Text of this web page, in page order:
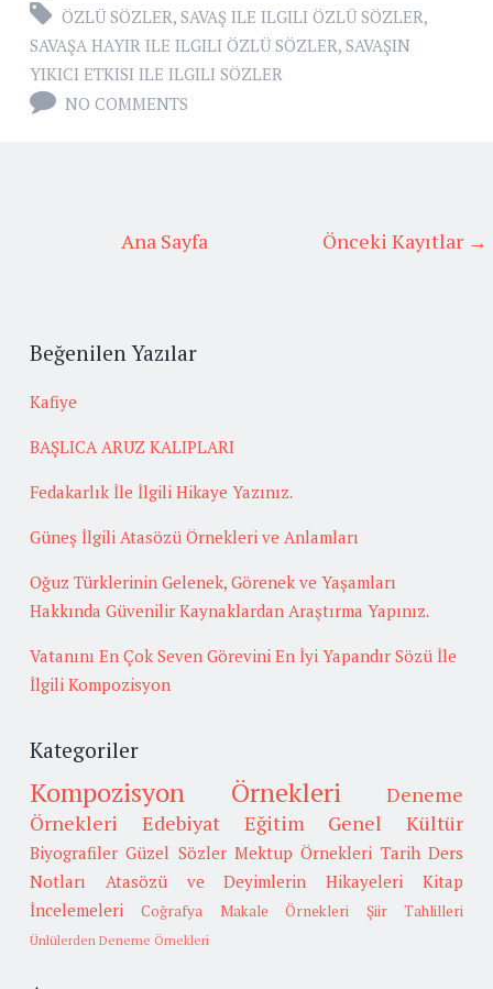
ÖZLÜ SÖZLER, SAVAŞ ILE ILGILI ÖZLÜ SÖZLER,
SAVAŞA HAYIR ILE ILGILI ÖZLÜ SÖZLER, SAVAŞIN
YIKICI ETKISI ILE ILGILI SÖZLER
NO COMMENTS
Önceki Kayıtlar →
Ana Sayfa
Beğenilen Yazılar
Kafiye
BAŞLICA ARUZ KALIPLARI
Fedakarlık İle İlgili Hikaye Yazınız.
Güneş İlgili Atasözü Örnekleri ve Anlamları
Oğuz Türklerinin Gelenek, Görenek ve Yaşamları
Hakkında Güvenilir Kaynaklardan Araştırma Yapınız.
Vatanını En Çok Seven Görevini En İyi Yapandır Sözü İle
İlgili Kompozisyon
Kategoriler
Kompozisyon Örnekleri
Deneme
Örnekleri
Edebiyat Eğitim Genel Kültür
Biyografiler Güzel Sözler Mektup Örnekleri Tarih Ders
Notları
Atasözü ve Deyimlerin Hikayeleri
Kitap
İncelemeleri
Coğrafya Makale Örnekleri Şiir Tahlilleri
Ünlülerden Deneme Örnekleri